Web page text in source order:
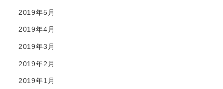
2019年5月
2019年4月
2019年3月
2019年2月
2019年1月